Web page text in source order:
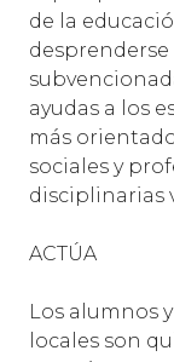
de la
ayudas a los
más
sociales y
disciplinarias
ACTÚA
Los alumnos
locales son